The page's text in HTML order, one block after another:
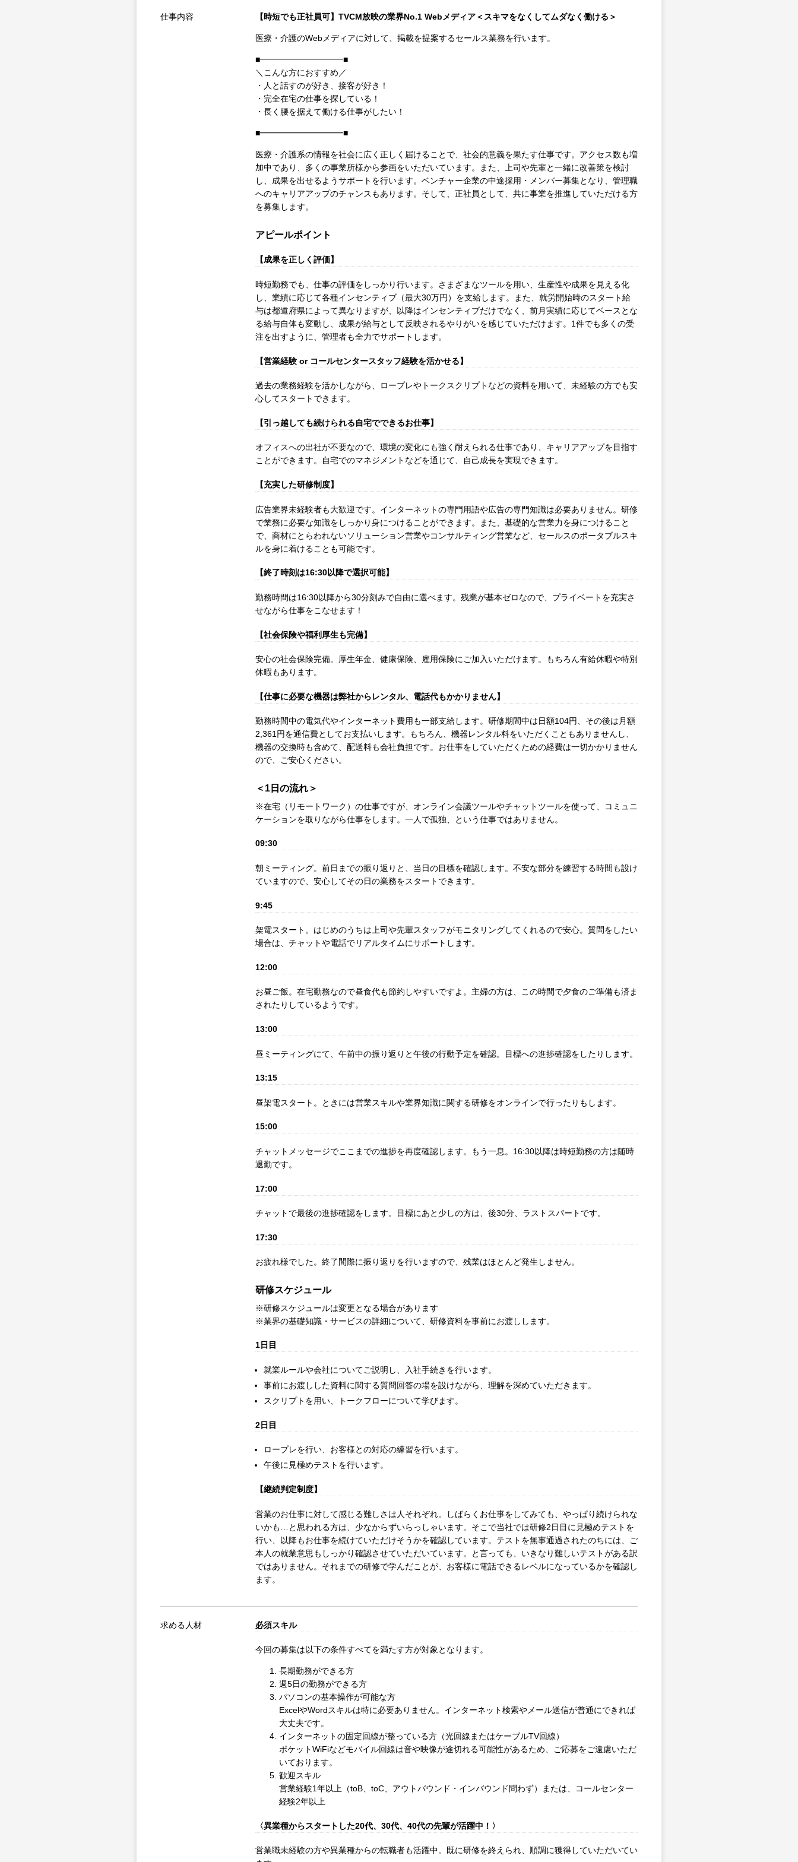
仕事内容 【時短でも正社員可】TVCM放映の業界No.1 Webメディア＜スキマをなくしてムダなく働ける＞
医療・介護のWebメディアに対して、掲載を提案するセールス業務を行います。
■━━━━━━━━━━■
＼こんな方におすすめ／
・人と話すのが好き、接客が好き！
・完全在宅の仕事を探している！
・長く腰を据えて働ける仕事がしたい！
■━━━━━━━━━━■
医療・介護系の情報を社会に広く正しく届けることで、社会的意義を果たす仕事です。アクセス数も増
加中であり、多くの事業所様から参画をいただいています。また、上司や先輩と一緒に改善策を検討
し、成果を出せるようサポートを行います。ベンチャー企業の中途採用・メンバー募集となり、管理職
へのキャリアアップのチャンスもあります。そして、正社員として、共に事業を推進していただける方
を募集します。
アピールポイント
【成果を正しく評価】
時短勤務でも、仕事の評価をしっかり行います。さまざまなツールを用い、生産性や成果を見える化
し、業績に応じて各種インセンティブ（最大30万円）を支給します。また、就労開始時のスタート給
与は都道府県によって異なりますが、以降はインセンティブだけでなく、前月実績に応じてベースとな
る給与自体も変動し、成果が給与として反映されるやりがいを感じていただけます。1件でも多くの受
注を出すように、管理者も全力でサポートします。
【営業経験 or コールセンタースタッフ経験を活かせる】
過去の業務経験を活かしながら、ロープレやトークスクリプトなどの資料を用いて、未経験の方でも安
心してスタートできます。
【引っ越しても続けられる自宅でできるお仕事】
オフィスへの出社が不要なので、環境の変化にも強く耐えられる仕事であり、キャリアアップを目指す
ことができます。自宅でのマネジメントなどを通じて、自己成長を実現できます。
【充実した研修制度】
広告業界未経験者も大歓迎です。インターネットの専門用語や広告の専門知識は必要ありません。研修
で業務に必要な知識をしっかり身につけることができます。また、基礎的な営業力を身につけること
で、商材にとらわれないソリューション営業やコンサルティング営業など、セールスのポータブルスキ
ルを身に着けることも可能です。
【終了時刻は16:30以降で選択可能】
勤務時間は16:30以降から30分刻みで自由に選べます。残業が基本ゼロなので、プライベートを充実さ
せながら仕事をこなせます！
【社会保険や福利厚生も完備】
安心の社会保険完備。厚生年金、健康保険、雇用保険にご加入いただけます。もちろん有給休暇や特別
休暇もあります。
【仕事に必要な機器は弊社からレンタル、電話代もかかりません】
勤務時間中の電気代やインターネット費用も一部支給します。研修期間中は日額104円、その後は月額
2,361円を通信費としてお支払いします。もちろん、機器レンタル料をいただくこともありませんし、
機器の交換時も含めて、配送料も会社負担です。お仕事をしていただくための経費は一切かかりません
ので、ご安心ください。
＜1日の流れ＞
※在宅（リモートワーク）の仕事ですが、オンライン会議ツールやチャットツールを使って、コミュニ
ケーションを取りながら仕事をします。一人で孤独、という仕事ではありません。
09:30
朝ミーティング。前日までの振り返りと、当日の目標を確認します。不安な部分を練習する時間も設け
ていますので、安心してその日の業務をスタートできます。
9:45
架電スタート。はじめのうちは上司や先輩スタッフがモニタリングしてくれるので安心。質問をしたい
場合は、チャットや電話でリアルタイムにサポートします。
12:00
お昼ご飯。在宅勤務なので昼食代も節約しやすいですよ。主婦の方は、この時間で夕食のご準備も済ま
されたりしているようです。
13:00
昼ミーティングにて、午前中の振り返りと午後の行動予定を確認。目標への進捗確認をしたりします。
13:15
昼架電スタート。ときには営業スキルや業界知識に関する研修をオンラインで行ったりもします。
15:00
チャットメッセージでここまでの進捗を再度確認します。もう一息。16:30以降は時短勤務の方は随時
退勤です。
17:00
チャットで最後の進捗確認をします。目標にあと少しの方は、後30分、ラストスパートです。
17:30
お疲れ様でした。終了間際に振り返りを行いますので、残業はほとんど発生しません。
研修スケジュール
※研修スケジュールは変更となる場合があります
※業界の基礎知識・サービスの詳細について、研修資料を事前にお渡しします。
1日目
就業ルールや会社についてご説明し、入社手続きを行います。
事前にお渡しした資料に関する質問回答の場を設けながら、理解を深めていただきます。
スクリプトを用い、トークフローについて学びます。
2日目
ロープレを行い、お客様との対応の練習を行います。
午後に見極めテストを行います。
【継続判定制度】
営業のお仕事に対して感じる難しさは人それぞれ。しばらくお仕事をしてみても、やっぱり続けられな
いかも…と思われる方は、少なからずいらっしゃいます。そこで当社では研修2日目に見極めテストを
行い、以降もお仕事を続けていただけそうかを確認しています。テストを無事通過されたのちには、ご
本人の就業意思もしっかり確認させていただいています。と言っても、いきなり難しいテストがある訳
ではありません。それまでの研修で学んだことが、お客様に電話できるレベルになっているかを確認し
ます。
求める人材 必須スキル
今回の募集は以下の条件すべてを満たす方が対象となります。
長期勤務ができる方
週5日の勤務ができる方
パソコンの基本操作が可能な方
ExcelやWordスキルは特に必要ありません。インターネット検索やメール送信が普通にできれば
大丈夫です。
インターネットの固定回線が整っている方（光回線またはケーブルTV回線）
ポケットWiFiなどモバイル回線は音や映像が途切れる可能性があるため、ご応募をご遠慮いただ
いております。
歓迎スキル
営業経験1年以上（toB、toC、アウトバウンド・インバウンド問わず）または、コールセンター
経験2年以上
〈異業種からスタートした20代、30代、40代の先輩が活躍中！〉
営業職未経験の方や異業種からの転職者も活躍中。既に研修を終えられ、順調に獲得していただいてい